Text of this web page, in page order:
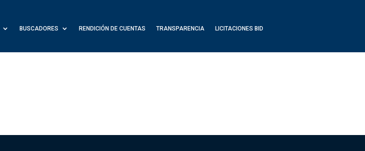
BUSCADORES RENDICIÓN DE CUENTAS TRANSPARENCIA LICITACIONES BID